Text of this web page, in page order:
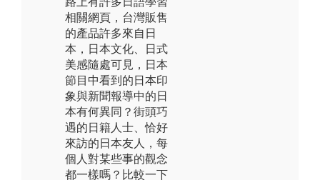
相關網頁，台灣販售
的產品許多來自日
本，日本文化、日式
美感隨處可見，日本
節目中看到的日本印
象與新聞報導中的日
本有何異同？街頭巧
遇的日籍人士、恰好
來訪的日本友人，每
個人對某些事的觀念
都一樣嗎？比較一下